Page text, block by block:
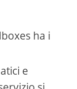
ha i
e